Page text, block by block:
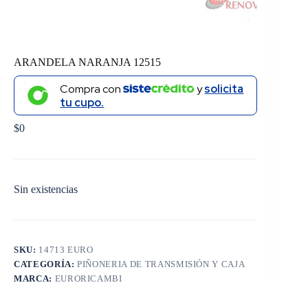
ARANDELA NARANJA 12515
Compra con ysolicita
tu cupo.
$0
Sin existencias
SKU: 14713 EURO
CATEGORÍA:PIÑONERIA DE TRANSMISIÓN Y CAJA
MARCA: EURORICAMBI